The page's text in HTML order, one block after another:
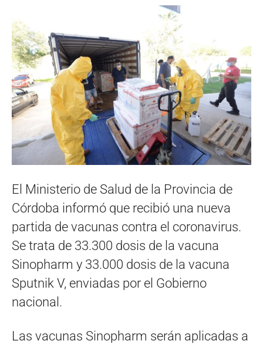
El Ministerio de Salud de la Provincia de
Córdoba informó que recibió una nueva
partida de vacunas contra el coronavirus.
Se trata de 33.300 dosis de la vacuna
Sinopharm y 33.000 dosis de la vacuna
Sputnik V, enviadas por el Gobierno
nacional.
Las vacunas Sinopharm serán aplicadas a